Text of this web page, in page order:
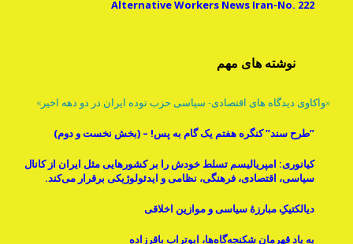
Alternative Workers News Iran-No. 222
نوشته های مهم
«واکاوی دیدگاه های اقتصادی- سیاسی حزب توده ایران در دو دهه اخیر»
”طرح سند” کنگره هفتم یک گام به پس! – (بخش نخست و دوم)
کیانوری: امپریالیسم تسلط خودش را بر کشورهایی مثل ایران از کانال
سیاسی، اقتصادی، فرهنگی، نظامی و ایدئولوژیکی برقرار می‌کند.
دیالکتیکِ مبارزۀ سیاسی و موازینِ اخلاقی
به یادِ قهرمانِ شکنجه‌گاه‌ها، ابوترابِ باقرزاده